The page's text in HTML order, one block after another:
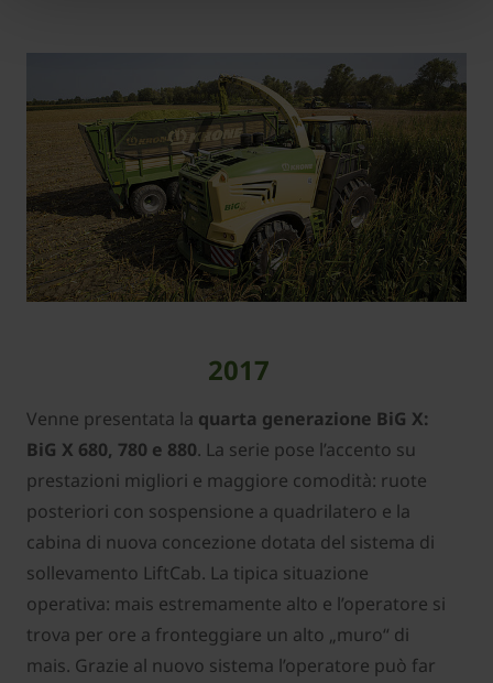
2017
Venne presentata la quarta generazione BiG X:
BiG X 680, 780 e 880. La serie pose l’accento su
prestazioni migliori e maggiore comodità: ruote
posteriori con sospensione a quadrilatero e la
cabina di nuova concezione dotata del sistema di
sollevamento LiftCab. La tipica situazione
operativa: mais estremamente alto e l’operatore si
trova per ore a fronteggiare un alto „muro“ di
mais. Grazie al nuovo sistema l’operatore può far